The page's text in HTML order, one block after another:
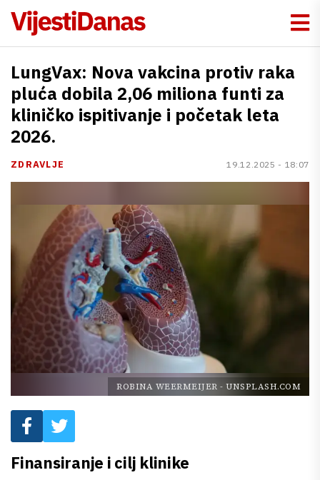
LungVax: Nova vakcina protiv raka
pluća dobila 2,06 miliona funti za
kliničko ispitivanje i početak leta
2026.
ZDRAVLJE 19.12.2025 - 18:07
ROBINA WEERMEIJER - UNSPLASH.COM
Finansiranje i cilj klinike